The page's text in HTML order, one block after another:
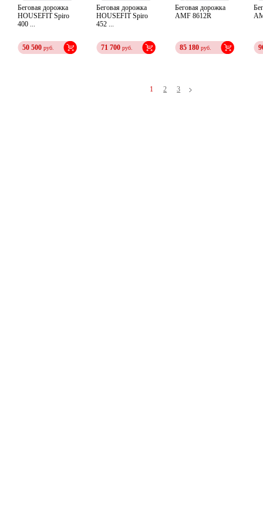
Беговая дорожка
HOUSEFIT Spiro
400 ...
50 500 руб.
Беговая дорожка
HOUSEFIT Spiro
452 ...
71 700 руб.
Беговая дорожка
AMF 8612R
85 180 руб.
1 2 3